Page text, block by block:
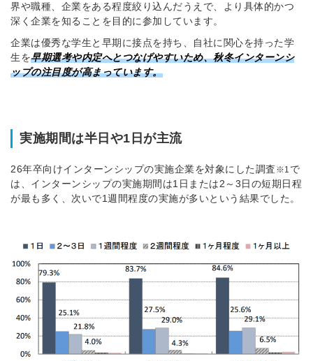
界や職種、企業をある程度絞り込んだうえで、より具体的かつ
深く企業を知ることを目的に参加しています。
企業は優秀な学生と早期に接点を持ち、自社に関心を持った学
生を早期選考や内定へとつなげやすいため、秋冬インターンシ
ップの注目度が高まっています。
実施期間は半日や1日が主流
26年卒向けインターンシップの実施企業を対象にした調査 ※1 で
は、インターンシップの実施期間は1日または2～3日の短期日程
が最も多く、次いで1週間程度の実施が多いという結果でした。